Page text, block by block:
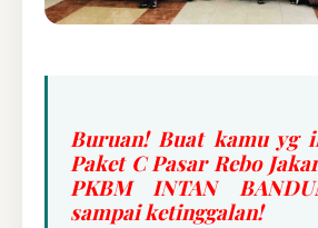
Buruan! Buat kamu yg
Paket C Pasar Rebo
PKBM INTAN
sampai ketinggalan!